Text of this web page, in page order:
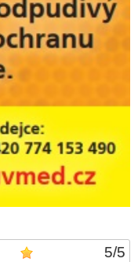
5/5